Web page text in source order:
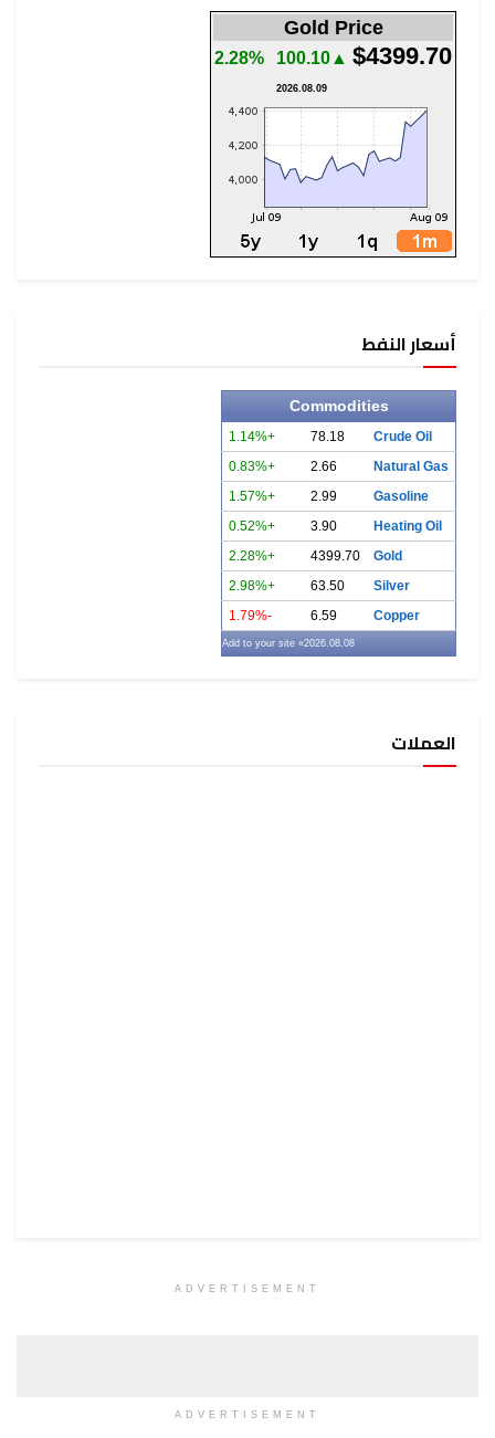
Gold Price
$4399.70
▲100.10
2.28%
2026.08.09
أسعار النفط
Commodities
Crude Oil
78.18
+1.14%
Natural Gas
2.66
+0.83%
Gasoline
2.99
+1.57%
Heating Oil
3.90
+0.52%
Gold
4399.70
+2.28%
Silver
63.50
+2.98%
Copper
6.59
-1.79%
2026.08.08
» Add to your site
العملات
ADVERTISEMENT
ADVERTISEMENT